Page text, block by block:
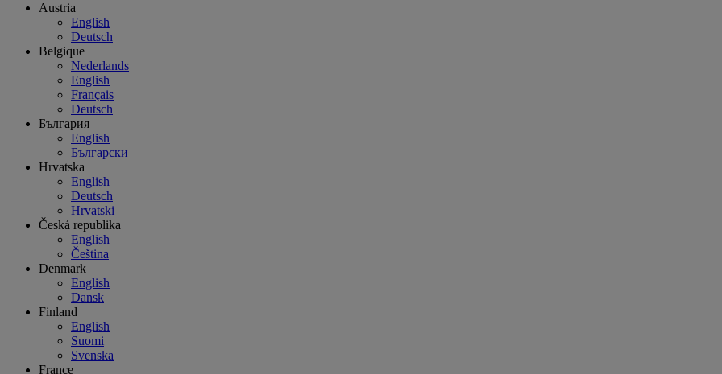
Austria
English
Deutsch
Belgique
Nederlands
English
Français
Deutsch
България
English
Български
Hrvatska
English
Deutsch
Hrvatski
Česká republika
English
Čeština
Denmark
English
Dansk
Finland
English
Suomi
Svenska
France